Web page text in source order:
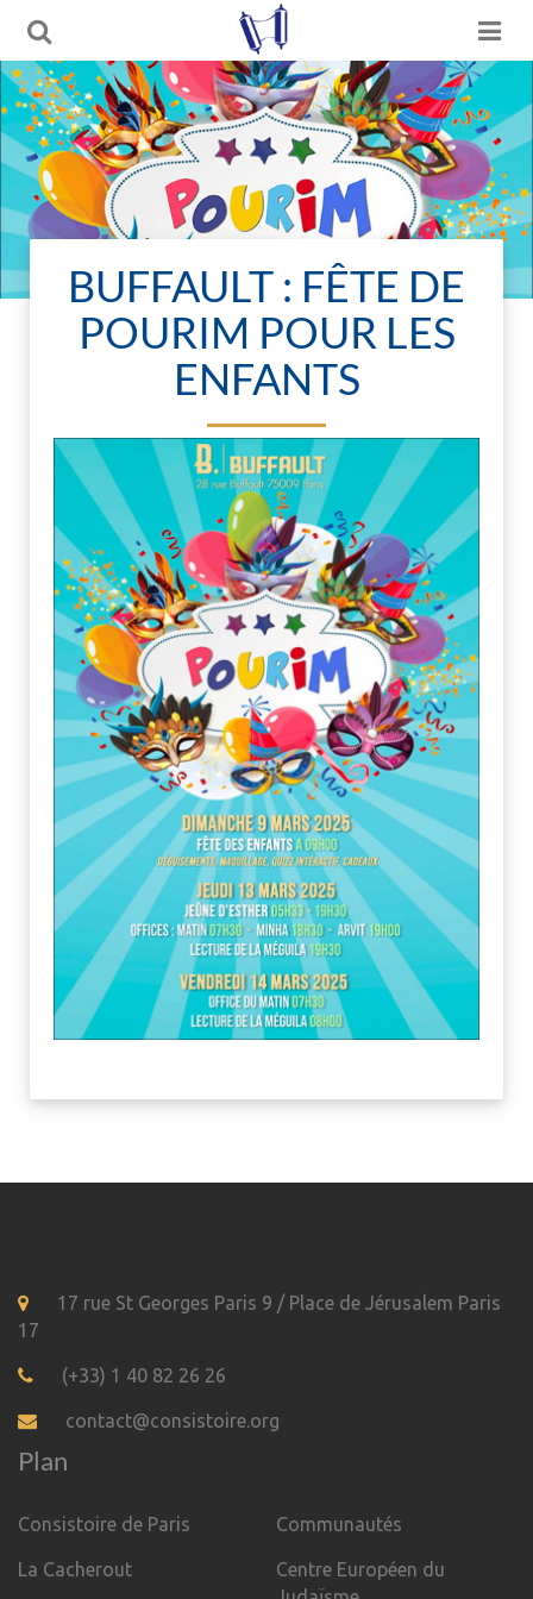
BUFFAULT : FÊTE DE
POURIM POUR LES
ENFANTS
17 rue St Georges Paris 9 / Place de Jérusalem Paris
17
(+33) 1 40 82 26 26
contact@consistoire.org
Plan
Consistoire de Paris
La Cacherout
Communautés
Centre Européen du